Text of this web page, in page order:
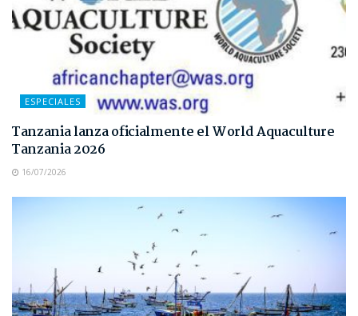
ESPECIALES
Tanzania lanza oficialmente el World Aquaculture
Tanzania 2026
16/07/2026